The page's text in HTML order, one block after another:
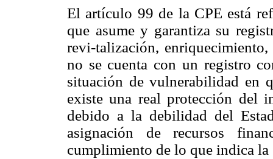
El artículo 99 de la CPE está
que asume y garantiza su
revi-talización,
no se cuenta con un registro
situación de vulnerabilidad en
existe una real protección del
debido a la debilidad del
asignación de recursos
cumplimiento de lo que indica la